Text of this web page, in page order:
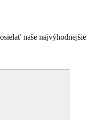
naše najvýhodnejšie